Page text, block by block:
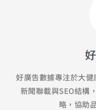
好廣告數據專注於大
新聞聯載與SEO結構
略，協助